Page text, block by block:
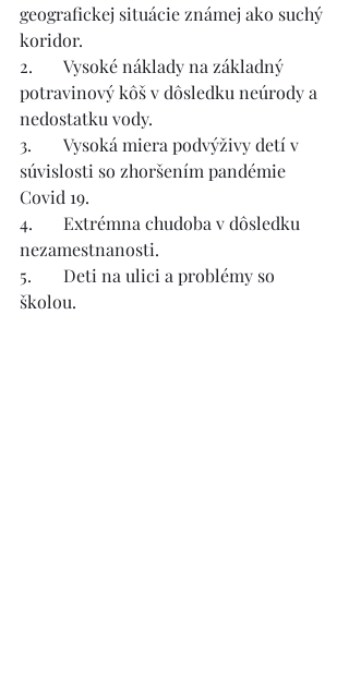
geografickej situácie známej ako suchý
koridor.
2.	Vysoké náklady na základný
potravinový kôš v dôsledku neúrody a
nedostatku vody.
3.	Vysoká miera podvýživy detí v
súvislosti so zhoršením pandémie
Covid 19.
4.	Extrémna chudoba v dôsledku
nezamestnanosti.
5.	Deti na ulici a problémy so
školou.